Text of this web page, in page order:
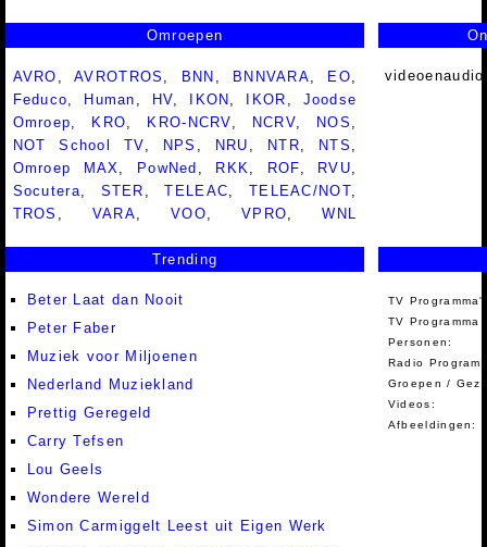
Omroepen
AVRO ,AVROTROS , BNN , BNNVARA, EO,
Feduco, Human , HV, IKON , IKOR , Joodse
Omroep, KRO, KRO-NCRV, NCRV, NOS ,
NOT School TV, NPS , NRU , NTR, NTS ,
Omroep MAX, PowNed , RKK, ROF, RVU,
Socutera, STER ,TELEAC, TELEAC/NOT,
TROS , VARA,VOO,VPRO,WNL
Trending
Beter Laat dan Nooit
Peter Faber
Muziek voor Miljoenen
Nederland Muziekland
Prettig Geregeld
Carry Tefsen
Lou Geels
Wondere Wereld
Simon Carmiggelt Leest uit Eigen Werk
TV
TV Programma
Personen:
Radio
Groepen /
Videos:
Afbeeldingen: